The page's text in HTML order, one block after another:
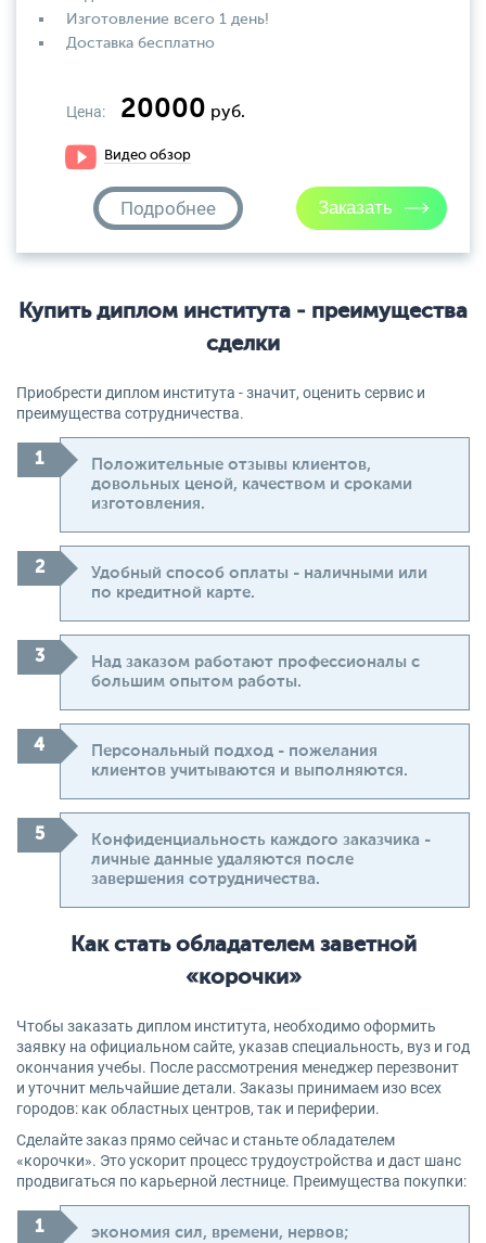
Изготовление всего 1 день!
Доставка бесплатно
Цена: 20000 руб.
Видео обзор
Подробнее
Купить диплом института - преимущества
сделки
Приобрести диплом института - значит, оценить сервис и
преимущества сотрудничества.
Положительные отзывы клиентов,
довольных ценой, качеством и сроками
изготовления.
Удобный способ оплаты - наличными или
по кредитной карте.
Над заказом работают профессионалы с
большим опытом работы.
Персональный подход - пожелания
клиентов учитываются и выполняются.
Конфиденциальность каждого заказчика -
личные данные удаляются после
завершения сотрудничества.
Как стать обладателем заветной
«корочки»
Чтобы заказать диплом института, необходимо оформить
заявку на официальном сайте, указав специальность, вуз и год
окончания учебы. После рассмотрения менеджер перезвонит
и уточнит мельчайшие детали. Заказы принимаем изо всех
городов: как областных центров, так и периферии.
Сделайте заказ прямо сейчас и станьте обладателем
«корочки». Это ускорит процесс трудоустройства и даст шанс
продвигаться по карьерной лестнице. Преимущества покупки:
экономия сил, времени, нервов;